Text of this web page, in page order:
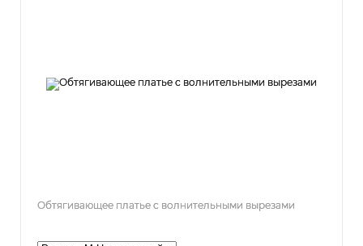
Обтягивающее платье с волнительными вырезами